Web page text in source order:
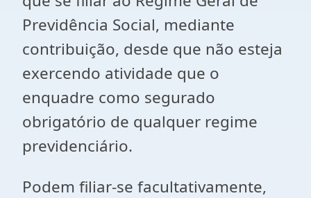
Previdência Social, mediante
contribuição, desde que não esteja
exercendo atividade que o
enquadre como segurado
obrigatório de qualquer regime
previdenciário.
Podem filiar-se facultativamente,